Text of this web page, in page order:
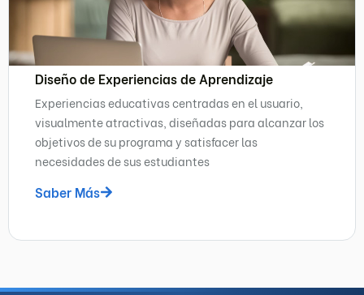
Diseño de Experiencias de Aprendizaje
Experiencias educativas centradas en el usuario,
visualmente atractivas, diseñadas para alcanzar los
objetivos de su programa y satisfacer las
necesidades de sus estudiantes
Saber Más